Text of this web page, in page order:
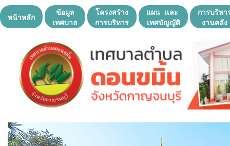
หน้าหลัก
ข้อมูล
เทศบาล
โครงสร้าง
การบริหาร
แผน เเละ
เทศบัญญัติ
การบริหา
งานคลัง